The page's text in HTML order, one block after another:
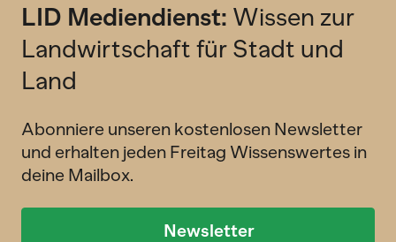
LID Mediendienst: Wissen zur
Landwirtschaft für Stadt und
Land
Abonniere unseren kostenlosen Newsletter
und erhalten jeden Freitag Wissenswertes in
deine Mailbox.
Newsletter